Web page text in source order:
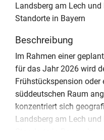
Landsberg am Lech
Standorte in Bayern
Beschreibung
Im Rahmen einer
für das Jahr 2026 wird
Frühstückspension oder
süddeutschen Raum
konzentriert sich
Landsberg am Lech